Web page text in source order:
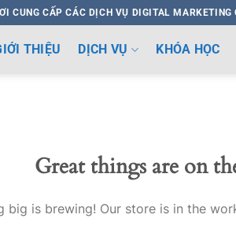
CUNG CẤP CÁC DỊCH VỤ DIGITAL
THIỆU DỊCH VỤ KHÓA HỌC
Great things are on
big is brewing! Our store is in the